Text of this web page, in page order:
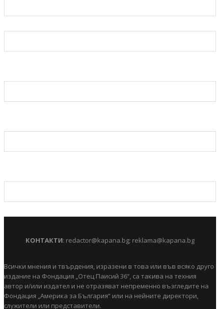
КОНТАКТИ: redactor@kapana.bg; reklama@kapana.bg
Всички мнения и твърдения, изразени в това или във всяко друго
издание на Фондация „Отец Паисий 36“, са такива на техния
автор и/или издател и не отразяват непременно възгледите на
Фондация „Америка за България“ или на нейните директори,
служители или представители.